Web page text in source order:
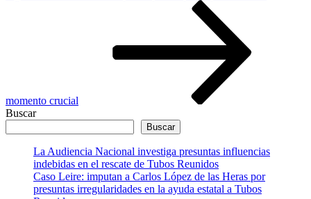
momento crucial
Buscar
Buscar
La Audiencia Nacional investiga presuntas influencias
indebidas en el rescate de Tubos Reunidos
Caso Leire: imputan a Carlos López de las Heras por
presuntas irregularidades en la ayuda estatal a Tubos